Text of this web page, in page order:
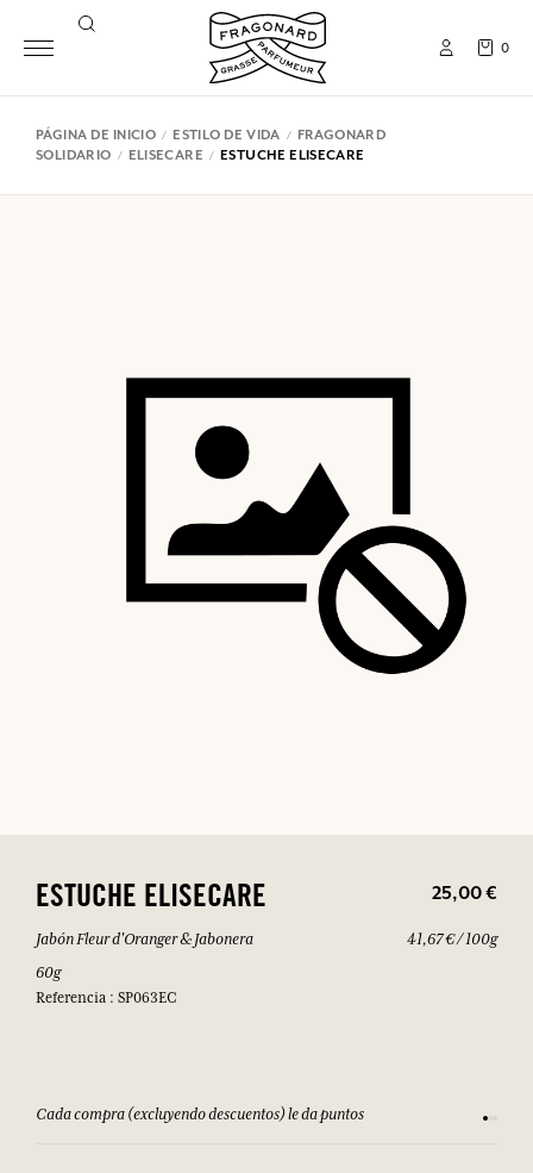
0
PÁGINA DE INICIO ESTILO DE VIDA
FRAGONARD
SOLIDARIO
ELISECARE ESTUCHE ELISECARE
ESTUCHE ELISECARE 25,00 €
Jabón Fleur d'Oranger & Jabonera
60g
Referencia : SP063EC
41,67 € / 100g
Consulta nuestros T&C